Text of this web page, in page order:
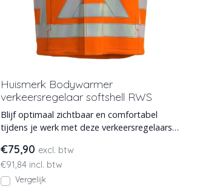
Huismerk Bodywarmer
verkeersregelaar softshell RWS
Blijf optimaal zichtbaar en comfortabel
tijdens je werk met deze verkeersregelaars
€75,90 excl. btw
€91,84 incl. btw
Vergelijk